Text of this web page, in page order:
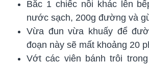
Bắc 1 chiếc nồi khác lên
nước sạch, 200g đường và
Vừa đun vừa khuấy để
đoạn này sẽ mất khoảng 20
Vớt các viên bánh trôi